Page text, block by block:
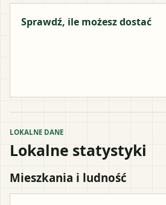
Sprawdź, ile możesz dostać
LOKALNE DANE
Lokalne statystyki
Mieszkania i ludność